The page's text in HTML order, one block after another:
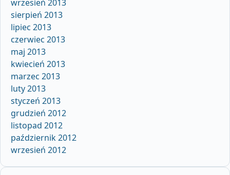
wrzesień 2013
sierpień 2013
lipiec 2013
czerwiec 2013
maj 2013
kwiecień 2013
marzec 2013
luty 2013
styczeń 2013
grudzień 2012
listopad 2012
październik 2012
wrzesień 2012